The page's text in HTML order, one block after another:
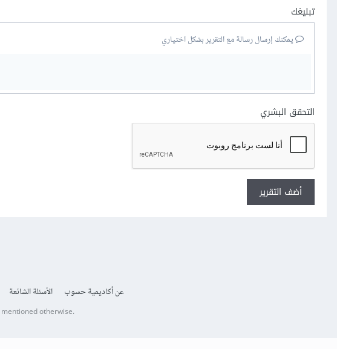
تبليغك
يمكنك إرسال رسالة مع التقرير بشكل اختياري
التحقق البشري
أضف التقرير
عن أكاديمية حسوب الأسئلة الشائعة
otherwise.